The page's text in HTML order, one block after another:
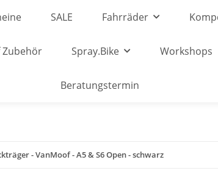
SALE Fahrräder
Zubehör Spray.Bike Workshops
Beratungstermin
- VanMoof - A5 & S6 Open - schwarz